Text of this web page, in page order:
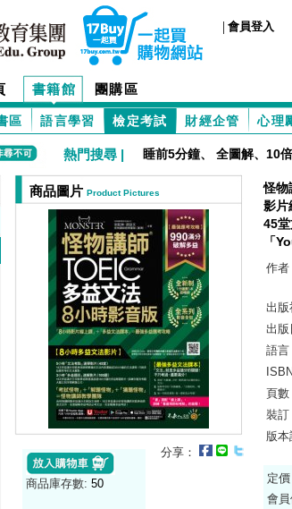
| 會員登入
書籍館 團購區
區 語言學習 檢定考試 財經企管 心理
熱門搜尋 | 睡前5分鐘、 全圖解、10
商品圖片 Product Pictures
商品庫存數: 50
分享：
怪物
影片
45
「
作者
出版
出版
語言
頁數
裝訂
版本
定
會